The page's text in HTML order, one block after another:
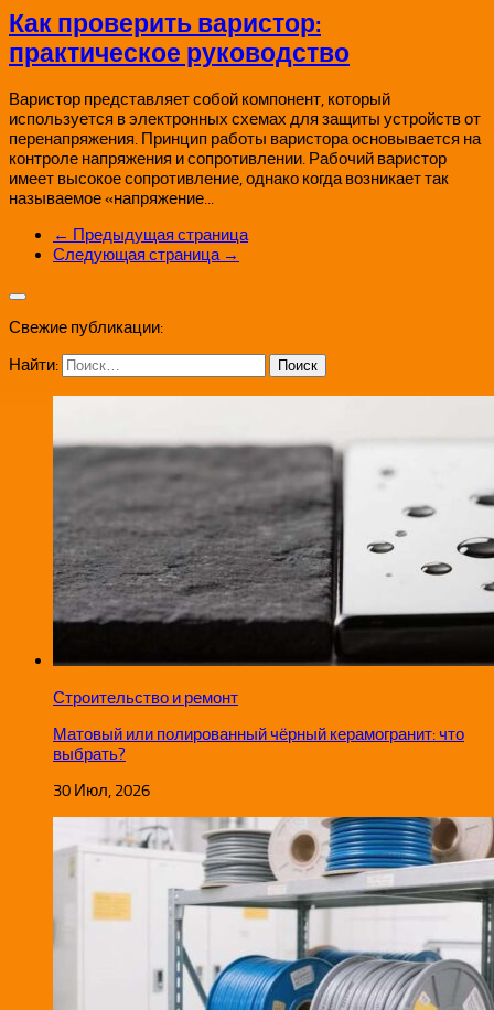
Как проверить варистор:
практическое руководство
Варистор представляет собой компонент, который
используется в электронных схемах для защиты устройств от
перенапряжения. Принцип работы варистора основывается на
контроле напряжения и сопротивлении. Рабочий варистор
имеет высокое сопротивление, однако когда возникает так
называемое «напряжение...
← Предыдущая страница
Следующая страница →
Свежие публикации:
Найти:
Строительство и ремонт
Матовый или полированный чёрный керамогранит: что
выбрать?
30 Июл, 2026